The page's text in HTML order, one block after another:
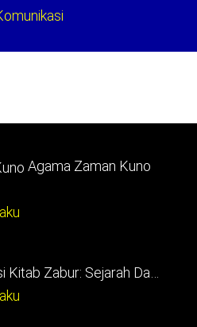
Agama Zaman Kuno
Kitab Zabur: Sejarah Da…